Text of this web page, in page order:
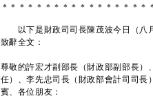
＊ ＊ ＊ ＊ ＊ ＊ ＊ ＊ ＊ ＊ ＊ ＊ ＊ ＊ ＊ ＊ ＊
以下是財政司司長陳茂波今日（八月
致辭全文：
尊敬的許宏才副部長（財政部副部長）
任）、李先忠司長（財政部會計司司長
賓、各位朋友：